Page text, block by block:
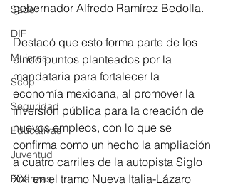
Sader
DIF
Mujeres
Scop
Seguridad
Educativas
Juventud
Finanzas
gobernador Alfredo Ramírez Bedolla.
Destacó que esto forma parte de los
cinco puntos planteados por la
mandataria para fortalecer la
economía mexicana, al promover la
inversión pública para la creación de
nuevos empleos, con lo que se
confirma como un hecho la ampliación
a cuatro carriles de la autopista Siglo
XXI en el tramo Nueva Italia-Lázaro